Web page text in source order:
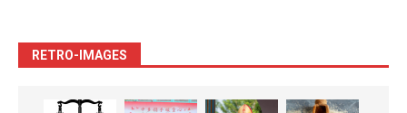
RETRO-IMAGES